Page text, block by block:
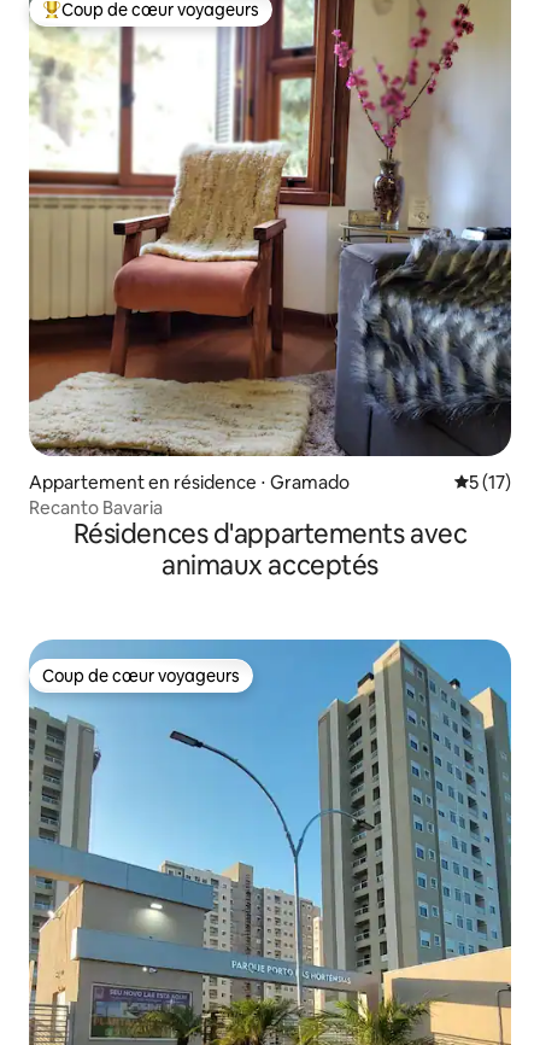
Coups de cœur voyageurs les plus appréciés
Coup de cœur voyageurs
Appartement en résidence ⋅ Gramado
5 (17)
Recanto Bavaria
Résidences d'appartements avec
animaux acceptés
Coup de cœur voyageurs
Coup de cœur voyageurs